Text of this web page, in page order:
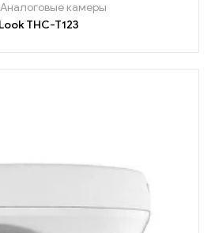
Аналоговые камеры
THC-T123